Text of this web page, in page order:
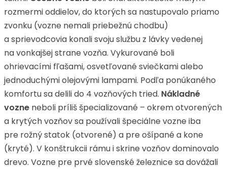
rozmermi oddielov, do ktorých sa nastupovalo priamo
zvonku (vozne nemali priebežnú chodbu)
a sprievodcovia konali svoju službu z lávky vedenej
na vonkajšej strane vozňa. Vykurované boli
ohrievacími fľašami, osvetľované sviečkami alebo
jednoduchými olejovými lampami. Podľa ponúkaného
komfortu sa delili do 4 vozňových tried. Nákladné
vozne neboli príliš špecializované – okrem otvorených
a krytých vozňov sa používali špeciálne vozne iba
pre rožný statok (otvorené) a pre ošípané a kone
(kryté). V konštrukcii rámu i skrine vozňov dominovalo
drevo. Vozne pre prvé slovenské železnice sa dovážali